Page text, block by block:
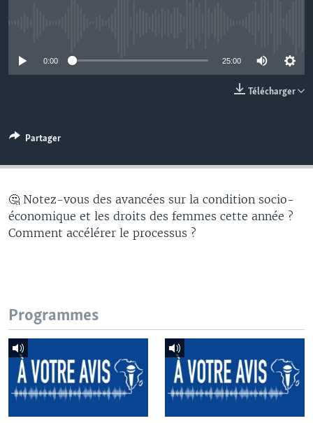
0:00 25:00
Télécharger
Partager
🤔 Notez-vous des avancées sur la condition socio-
économique et les droits des femmes cette année ?
Comment accélérer le processus ?
Programmes